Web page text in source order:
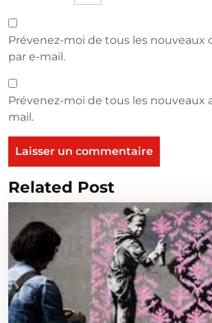
Prévenez-moi de tous les nouveaux
par e-mail.
Prévenez-moi de tous les nouveaux
mail.
Related Post